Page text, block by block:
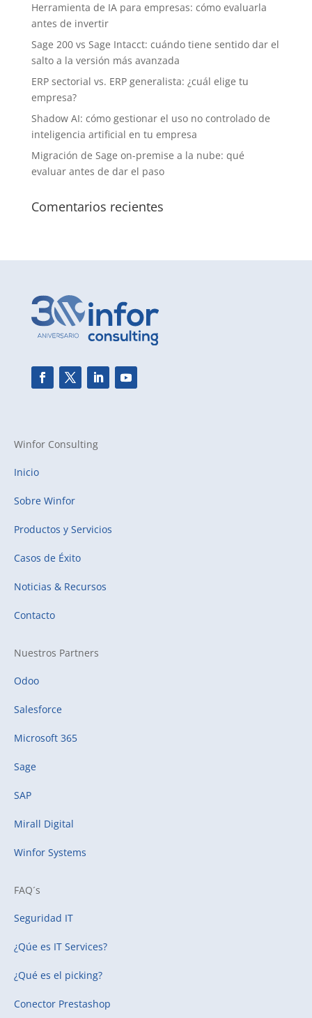
Herramienta de IA para empresas: cómo evaluarla
antes de invertir
Sage 200 vs Sage Intacct: cuándo tiene sentido dar el
salto a la versión más avanzada
ERP sectorial vs. ERP generalista: ¿cuál elige tu
empresa?
Shadow AI: cómo gestionar el uso no controlado de
inteligencia artificial en tu empresa
Migración de Sage on-premise a la nube: qué
evaluar antes de dar el paso
Comentarios recientes
Winfor Consulting
Inicio
Sobre Winfor
Productos y Servicios
Casos de Éxito
Noticias & Recursos
Contacto
Nuestros Partners
Odoo
Salesforce
Microsoft 365
Sage
SAP
Mirall Digital
Winfor Systems
FAQ´s
Seguridad IT
¿Qúe es IT Services?
¿Qué es el picking?
Conector Prestashop